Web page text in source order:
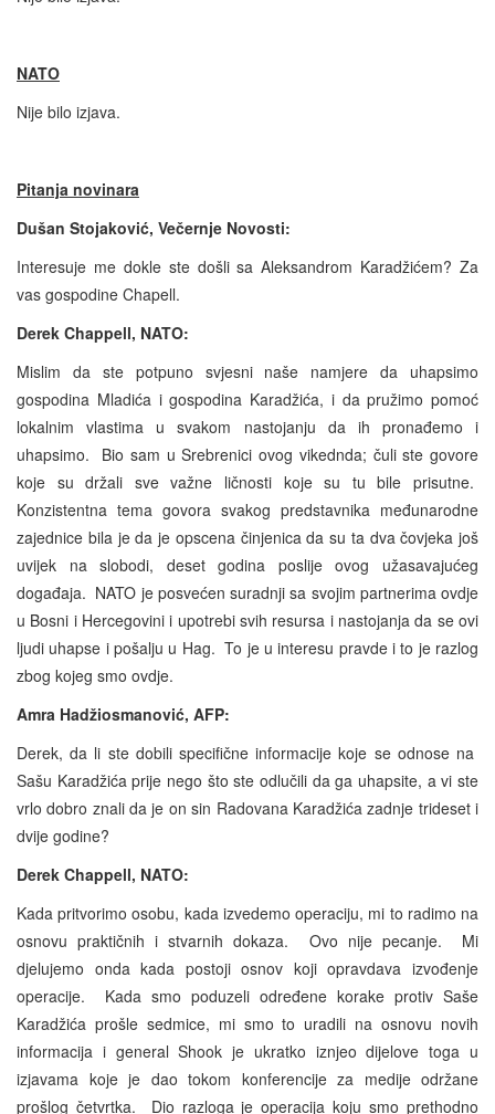
NATO
Nije bilo izjava.
Pitanja novinara
Dušan Stojaković, Večernje Novosti:
Interesuje me dokle ste došli sa Aleksandrom Karadžićem? Za
vas gospodine Chapell.
Derek Chappell, NATO:
Mislim da ste potpuno svjesni naše namjere da uhapsimo
gospodina Mladića i gospodina Karadžića, i da pružimo pomoć
lokalnim vlastima u svakom nastojanju da ih pronađemo i
uhapsimo. Bio sam u Srebrenici ovog vikednda; čuli ste govore
koje su držali sve važne ličnosti koje su tu bile prisutne.
Konzistentna tema govora svakog predstavnika međunarodne
zajednice bila je da je opscena činjenica da su ta dva čovjeka još
uvijek na slobodi, deset godina poslije ovog užasavajućeg
događaja. NATO je posvećen suradnji sa svojim partnerima ovdje
u Bosni i Hercegovini i upotrebi svih resursa i nastojanja da se ovi
ljudi uhapse i pošalju u Hag. To je u interesu pravde i to je razlog
zbog kojeg smo ovdje.
Amra Hadžiosmanović, AFP:
Derek, da li ste dobili specifične informacije koje se odnose na
Sašu Karadžića prije nego što ste odlučili da ga uhapsite, a vi ste
vrlo dobro znali da je on sin Radovana Karadžića zadnje trideset i
dvije godine?
Derek Chappell, NATO:
Kada pritvorimo osobu, kada izvedemo operaciju, mi to radimo na
osnovu praktičnih i stvarnih dokaza. Ovo nije pecanje. Mi
djelujemo onda kada postoji osnov koji opravdava izvođenje
operacije. Kada smo poduzeli određene korake protiv Saše
Karadžića prošle sedmice, mi smo to uradili na osnovu novih
informacija i general Shook je ukratko iznjeo dijelove toga u
izjavama koje je dao tokom konferencije za medije održane
prošlog četvrtka. Dio razloga je operacija koju smo prethodno